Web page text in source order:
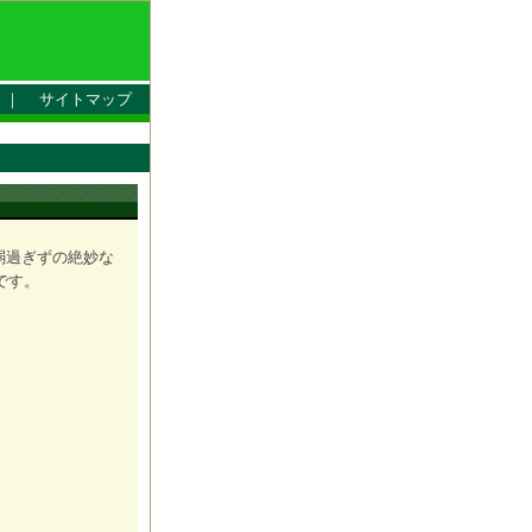
｜ サイトマップ
ぎずの絶妙な
。